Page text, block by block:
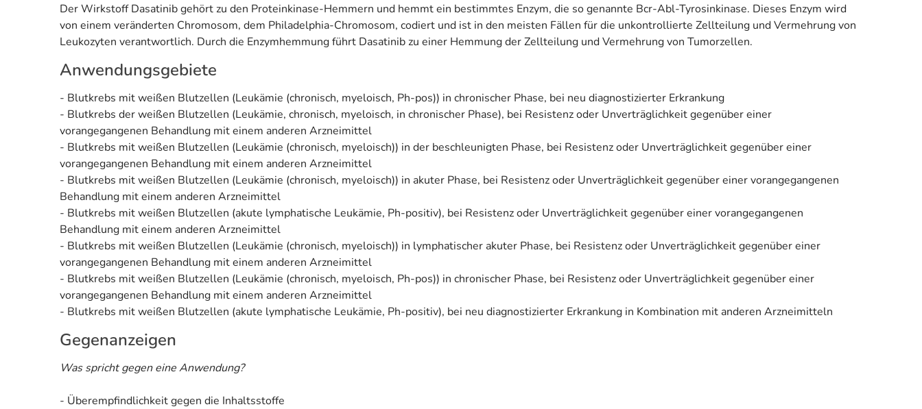
Der Wirkstoff Dasatinib gehört zu den Proteinkinase-Hemmern und hemmt ein bestimmtes Enzym, die so genannte Bcr-Abl-Tyrosinkinase. Dieses Enzym wird
von einem veränderten Chromosom, dem Philadelphia-Chromosom, codiert und ist in den meisten Fällen für die unkontrollierte Zellteilung und Vermehrung von
Leukozyten verantwortlich. Durch die Enzymhemmung führt Dasatinib zu einer Hemmung der Zellteilung und Vermehrung von Tumorzellen.
Anwendungsgebiete
- Blutkrebs mit weißen Blutzellen (Leukämie (chronisch, myeloisch, Ph-pos)) in chronischer Phase, bei neu diagnostizierter Erkrankung
- Blutkrebs der weißen Blutzellen (Leukämie, chronisch, myeloisch, in chronischer Phase), bei Resistenz oder Unverträglichkeit gegenüber einer
vorangegangenen Behandlung mit einem anderen Arzneimittel
- Blutkrebs mit weißen Blutzellen (Leukämie (chronisch, myeloisch)) in der beschleunigten Phase, bei Resistenz oder Unverträglichkeit gegenüber einer
vorangegangenen Behandlung mit einem anderen Arzneimittel
- Blutkrebs mit weißen Blutzellen (Leukämie (chronisch, myeloisch)) in akuter Phase, bei Resistenz oder Unverträglichkeit gegenüber einer vorangegangenen
Behandlung mit einem anderen Arzneimittel
- Blutkrebs mit weißen Blutzellen (akute lymphatische Leukämie, Ph-positiv), bei Resistenz oder Unverträglichkeit gegenüber einer vorangegangenen
Behandlung mit einem anderen Arzneimittel
- Blutkrebs mit weißen Blutzellen (Leukämie (chronisch, myeloisch)) in lymphatischer akuter Phase, bei Resistenz oder Unverträglichkeit gegenüber einer
vorangegangenen Behandlung mit einem anderen Arzneimittel
- Blutkrebs mit weißen Blutzellen (Leukämie (chronisch, myeloisch, Ph-pos)) in chronischer Phase, bei Resistenz oder Unverträglichkeit gegenüber einer
vorangegangenen Behandlung mit einem anderen Arzneimittel
- Blutkrebs mit weißen Blutzellen (akute lymphatische Leukämie, Ph-positiv), bei neu diagnostizierter Erkrankung in Kombination mit anderen Arzneimitteln
Gegenanzeigen
Was spricht gegen eine Anwendung?
- Überempfindlichkeit gegen die Inhaltsstoffe